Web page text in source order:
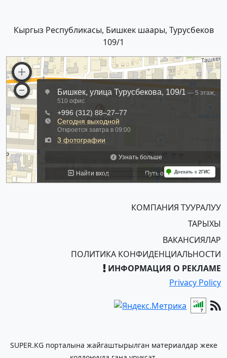
Кыргыз Республикасы, Бишкек шаары, Турусбеков
109/1
КОМПАНИЯ ТУУРАЛУУ
ТАРЫХЫ
ВАКАНСИЯЛАР
ПОЛИТИКА КОНФИДЕНЦИАЛЬНОСТИ
ИНФОРМАЦИЯ О РЕКЛАМЕ
Privacy Policy
SUPER.KG порталына жайгаштырылган материалдар жеке